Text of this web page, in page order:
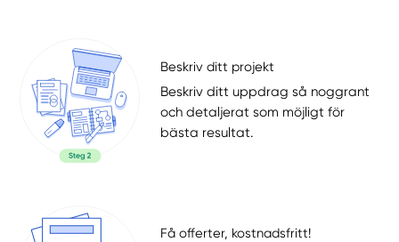
Beskriv ditt projekt
Beskriv ditt uppdrag så noggrant
och detaljerat som möjligt för
bästa resultat.
Få offerter, kostnadsfritt!